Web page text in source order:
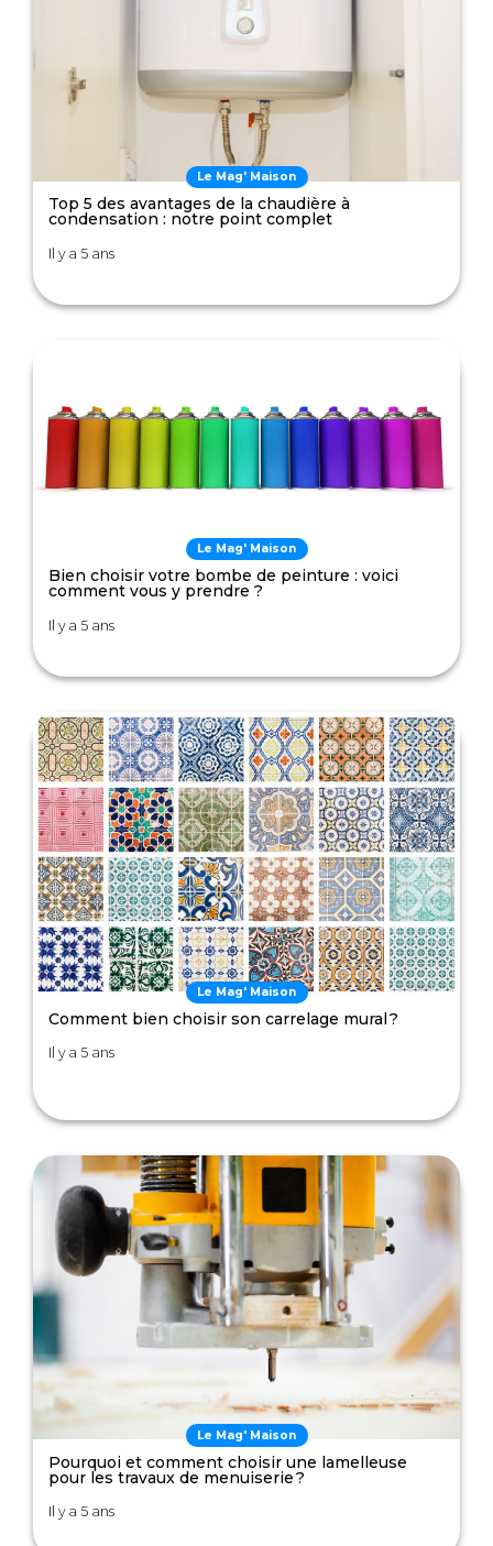
Le Mag' Maison
Top 5 des avantages de la chaudière à
condensation : notre point complet
Il y a 5 ans
Le Mag' Maison
Bien choisir votre bombe de peinture : voici
comment vous y prendre ?
Il y a 5 ans
Le Mag' Maison
Comment bien choisir son carrelage mural ?
Il y a 5 ans
Le Mag' Maison
Pourquoi et comment choisir une lamelleuse
pour les travaux de menuiserie ?
Il y a 5 ans